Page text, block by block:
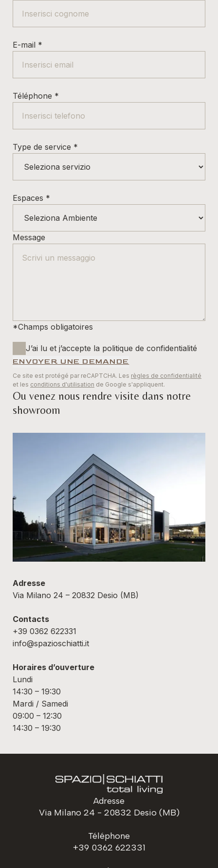
E-mail *
Téléphone *
Type de service *
Espaces *
Message
*Champs obligatoires
J’ai lu et j’accepte la politique de confidentialité
ENVOYER UNE DEMANDE
Ce site est protégé par reCAPTCHA. Les règles de confidentialité
et les conditions d'utilisation de Google s'appliquent.
Ou venez nous rendre visite dans notre
showroom
Adresse
Via Milano 24 – 20832 Desio (MB)
Contacts
+39 0362 622331
info@spazioschiatti.it
Horaires d’ouverture
Lundi
14:30 – 19:30
Mardi / Samedi
09:00 – 12:30
14:30 – 19:30
Adresse
Via Milano 24 - 20832 Desio (MB)
Téléphone
+39 0362 622331